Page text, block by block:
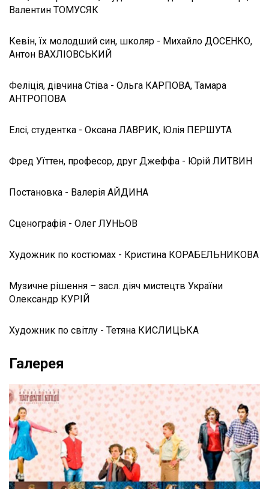
Валентин ТОМУСЯК
Кевін, їх молодший син, школяр - Михайло ДОСЕНКО,
Антон ВАХЛІОВСЬКИЙ
Феліція, дівчина Стіва - Ольга КАРПОВА, Тамара
АНТРОПОВА
Елсі, студентка - Оксана ЛАВРИК, Юлія ПЕРШУТА
Фред Уїттен, професор, друг Джеффа - Юрій ЛИТВИН
Постановка - Валерія АЙДИНА
Сценографія - Олег ЛУНЬОВ
Художник по костюмах - Кристина КОРАБЕЛЬНИКОВА
Музичне рішення – засл. діяч мистецтв України
Олександр КУРІЙ
Художник по світлу - Тетяна КИСЛИЦЬКА
Галерея